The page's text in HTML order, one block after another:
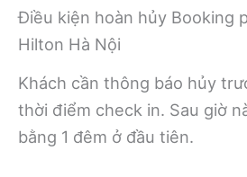
Điều kiện hoàn hủy Booking
Hilton Hà Nội
Khách cần thông báo hủy
thời điểm check in. Sau giờ
bằng 1 đêm ở đầu tiên.